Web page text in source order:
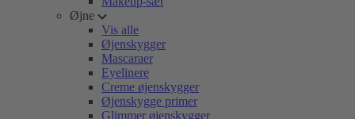
Øjne
Vis alle
Øjenskygger
Mascaraer
Eyelinere
Creme øjenskygger
Øjenskygge primer
Glimmer øjenskygger